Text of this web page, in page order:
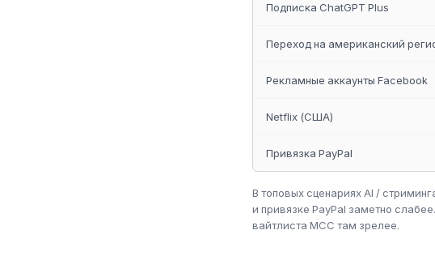
Подписка ChatGPT Plus
Переход на американский
Рекламные аккаунты Facebook
Netflix (США)
Привязка PayPal
В топовых сценариях AI /
и привязке PayPal заметно
вайтлиста MCC там зрелее.